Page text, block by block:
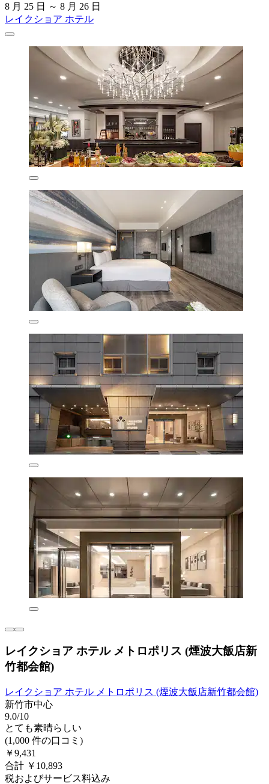
8 月 25 日 ～ 8 月 26 日
レイクショア ホテル
レイクショア ホテル メトロポリス (煙波大飯店新
竹都会館)
レイクショア ホテル メトロポリス (煙波大飯店新竹都会館)
新竹市中心
9.0/10
とても素晴らしい
(1,000 件の口コミ)
￥9,431
合計 ￥10,893
税およびサービス料込み